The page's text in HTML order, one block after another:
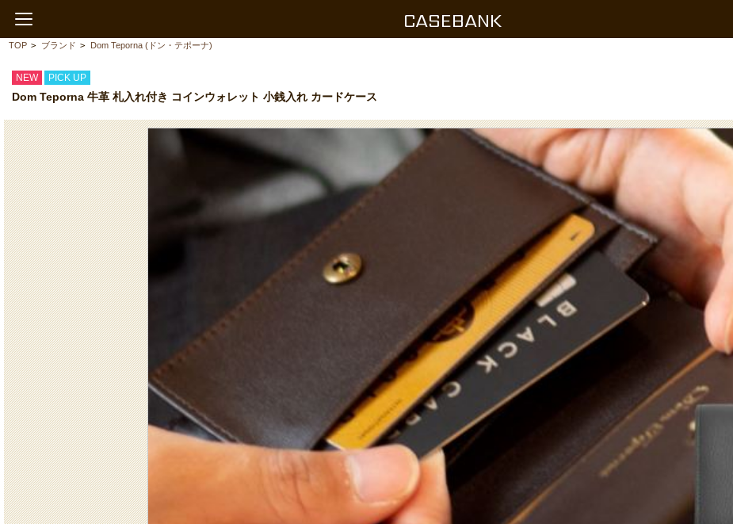
CASEBANK
TOP > ブランド > Dom Teporna (ドン・テポーナ)
NEW PICK UP
Dom Teporna 牛革 札入れ付き コインウォレット 小銭入れ カードケース